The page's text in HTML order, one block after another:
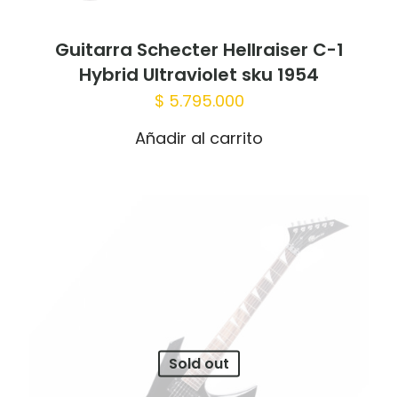
Guitarra Schecter Hellraiser C-1
Hybrid Ultraviolet sku 1954
$ 5.795.000
Añadir al carrito
Sold out